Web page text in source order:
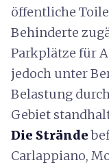
öffentliche
Behinderte
Parkplätze für
jedoch unter
Belastung
Gebiet
Die Strände
Carlappiano,